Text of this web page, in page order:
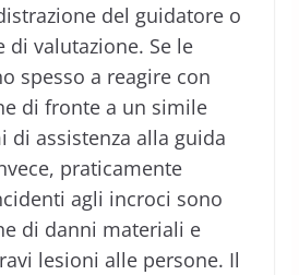
del guidatore o
di valutazione. Se le
spesso a reagire con
di fronte a un simile
di assistenza alla guida
praticamente
agli incroci sono
di danni materiali e
lesioni alle persone. Il